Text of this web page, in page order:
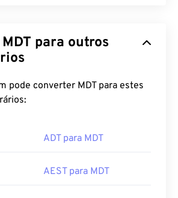
para outros
pode converter MDT para estes
ADT para MDT
AEST para MDT